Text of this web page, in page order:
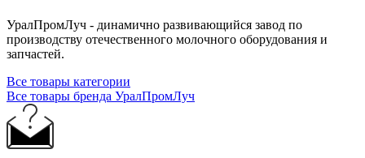
УралПромЛуч - динамично развивающийся завод по
производству отечественного молочного оборудования и
запчастей.
Все товары категории
Все товары бренда УралПромЛуч